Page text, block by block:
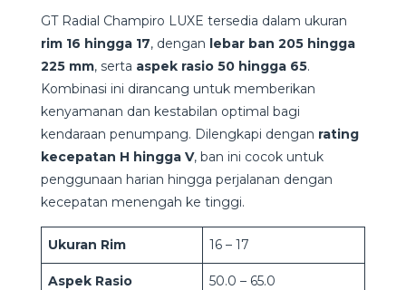
GT Radial Champiro LUXE tersedia dalam ukuran
rim 16 hingga 17, dengan lebar ban 205 hingga
225 mm, serta aspek rasio 50 hingga 65.
Kombinasi ini dirancang untuk memberikan
kenyamanan dan kestabilan optimal bagi
kendaraan penumpang. Dilengkapi dengan rating
kecepatan H hingga V, ban ini cocok untuk
penggunaan harian hingga perjalanan dengan
kecepatan menengah ke tinggi.
Ukuran Rim 16 – 17
Aspek Rasio 50.0 – 65.0